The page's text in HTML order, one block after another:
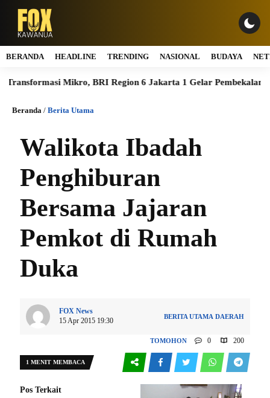
BERANDA HEADLINE TRENDING NASIONAL BUDAYA
Mikro, BRI Region 6 Jakarta 1 Gelar Pembekalan
Beranda / Berita Utama
Walikota Ibadah
Penghiburan
Bersama Jajaran
Pemkot di Rumah
Duka
FOX News
15 Apr 2015 19:30
BERITA UTAMA DAERAH
TOMOHON 0 200
1 MENIT MEMBACA
Pos Terkait